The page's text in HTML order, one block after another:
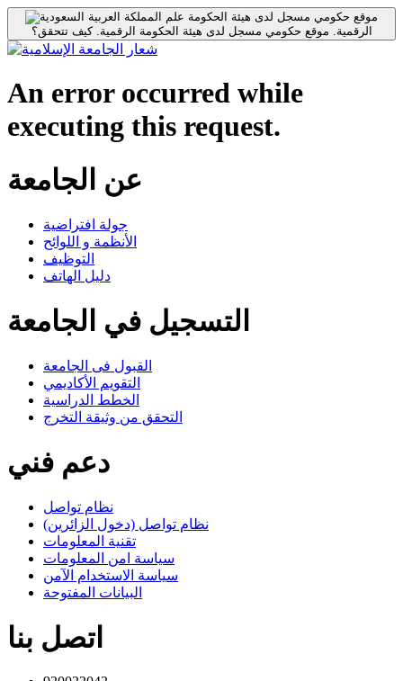
موقع حكومي مسجل لدى هيئة الحكومة
الرقمية. موقع حكومي مسجل لدى هيئة الحكومة الرقمية.كيف تتحقق؟
An error occurred while
executing this request.
عن الجامعة
جولة افتراضية
الأنظمة و اللوائح
التوظيف
دليل الهاتف
التسجيل في الجامعة
القبول فى الجامعة
التقويم الأكاديمي
الخطط الدراسية
التحقق من وثيقة التخرج
دعم فني
نظام تواصل
نظام تواصل (دخول الزائرين)
تقنية المعلومات
سياسة امن المعلومات
سياسة الاستخدام الآمن
البيانات المفتوحة
اتصل بنا